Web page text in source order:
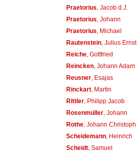
Praetorius , Jacob d.J.
Praetorius , Johann
Praetorius , Michael
Rautenstein, Julius Ernst
Reiche, Gottfried
Reincken, Johann Adam
Reusner, Esajas
Rinckart, Martin
Rittler, Philipp Jacob
Rosenmüller, Johann
Rothe, Johann Christoph
Scheidemann, Heinrich
Scheidt, Samuel